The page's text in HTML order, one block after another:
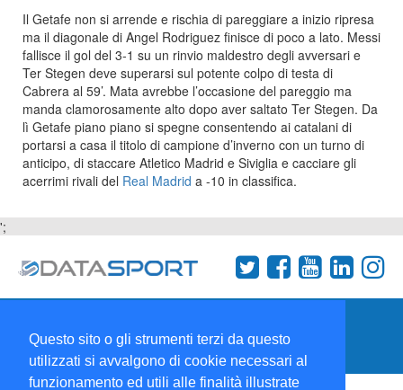
Questo sito o gli strumenti terzi da questo
utilizzati si avvalgono di cookie necessari al
funzionamento ed utili alle finalità illustrate
Il Getafe non si arrende e rischia di pareggiare a inizio ripresa
ma il diagonale di Angel Rodriguez finisce di poco a lato. Messi
fallisce il gol del 3-1 su un rinvio maldestro degli avversari e
Ter Stegen deve superarsi sul potente colpo di testa di
Cabrera al 59’. Mata avrebbe l’occasione del pareggio ma
manda clamorosamente alto dopo aver saltato Ter Stegen. Da
lì Getafe piano piano si spegne consentendo ai catalani di
portarsi a casa il titolo di campione d’inverno con un turno di
anticipo, di staccare Atletico Madrid e Siviglia e cacciare gli
acerrimi rivali del Real Madrid a -10 in classifica.
';
Collabora con noi